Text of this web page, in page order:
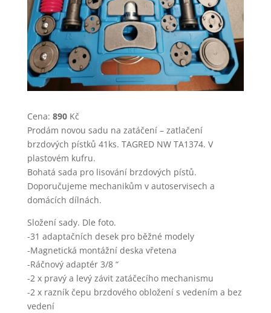
Cena: 890Kč
Prodám novou sadu na zatáčení – zatlačení
brzdových pístků 41ks. TAGRED NW TA1374. V
plastovém kufru.
Bohatá sada pro lisování brzdových pístů.
Doporučujeme mechanikům v autoservisech a
domácích dílnách.
Složení sady. Dle foto.
-31 adaptačních desek pro běžné modely
-Magnetická montážní deska vřetena
-Ráčnový adaptér 3/8 “
-2 x pravý a levý závit zatáčecího mechanismu
-2 x razník čepu brzdového obložení s vedením a bez
vedení